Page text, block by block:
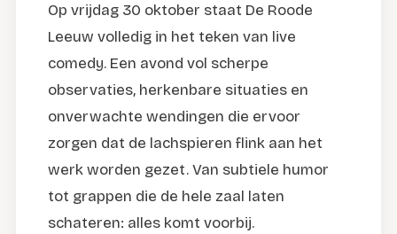
Op vrijdag 30 oktober staat De Roode
Leeuw volledig in het teken van live
comedy. Een avond vol scherpe
observaties, herkenbare situaties en
onverwachte wendingen die ervoor
zorgen dat de lachspieren flink aan het
werk worden gezet. Van subtiele humor
tot grappen die de hele zaal laten
schateren: alles komt voorbij.